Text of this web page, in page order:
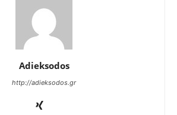
Adieksodos
http://adieksodos.gr